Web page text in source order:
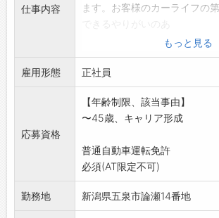
仕事内容
ます。お客様のカーライフの
・自動車販売(新車、中古) ・
ターフォロー
・自動車保険の取扱い 等
※未経験の方も大歓迎です。車
の皆様のために仕事
ちしております!
各種手当等で皆様の成長をサ
いただきます。
※丁寧で高い技術を追求する現
もっと見る
雇用形態 正社員
応募資格
【年齢制限、該当事由】
〜45歳、キャリア形成
普通自動車運転免許
必須(AT限定不可)
勤務地 新潟県五泉市論瀬14番地